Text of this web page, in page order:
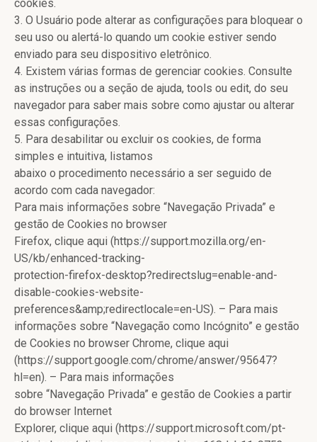
cookies.
3. O Usuário pode alterar as configurações para bloquear o
seu uso ou alertá-lo quando um cookie estiver sendo
enviado para seu dispositivo eletrônico.
4. Existem várias formas de gerenciar cookies. Consulte
as instruções ou a seção de ajuda, tools ou edit, do seu
navegador para saber mais sobre como ajustar ou alterar
essas configurações.
5. Para desabilitar ou excluir os cookies, de forma
simples e intuitiva, listamos
abaixo o procedimento necessário a ser seguido de
acordo com cada navegador:
Para mais informações sobre “Navegação Privada” e
gestão de Cookies no browser
Firefox, clique aqui (https://support.mozilla.org/en-
US/kb/enhanced-tracking-
protection-firefox-desktop?redirectslug=enable-and-
disable-cookies-website-
preferences&amp;redirectlocale=en-US). – Para mais
informações sobre “Navegação como Incógnito” e gestão
de Cookies no browser Chrome, clique aqui
(https://support.google.com/chrome/answer/95647?
hl=en). – Para mais informações
sobre “Navegação Privada” e gestão de Cookies a partir
do browser Internet
Explorer, clique aqui (https://support.microsoft.com/pt-